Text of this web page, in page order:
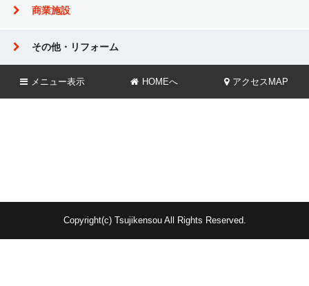
商業施設
その他・リフォーム
メニュー表示 HOMEへ アクセスMAP
Copyright(c) Tsujikensou All Rights Reserved.